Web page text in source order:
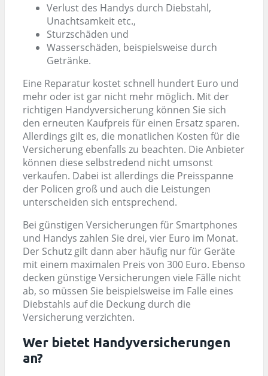
Verlust des Handys durch Diebstahl,
Unachtsamkeit etc.,
Sturzschäden und
Wasserschäden, beispielsweise durch
Getränke.
Eine Reparatur kostet schnell hundert Euro und
mehr oder ist gar nicht mehr möglich. Mit der
richtigen Handyversicherung können Sie sich
den erneuten Kaufpreis für einen Ersatz sparen.
Allerdings gilt es, die monatlichen Kosten für die
Versicherung ebenfalls zu beachten. Die Anbieter
können diese selbstredend nicht umsonst
verkaufen. Dabei ist allerdings die Preisspanne
der Policen groß und auch die Leistungen
unterscheiden sich entsprechend.
Bei günstigen Versicherungen für Smartphones
und Handys zahlen Sie drei, vier Euro im Monat.
Der Schutz gilt dann aber häufig nur für Geräte
mit einem maximalen Preis von 300 Euro. Ebenso
decken günstige Versicherungen viele Fälle nicht
ab, so müssen Sie beispielsweise im Falle eines
Diebstahls auf die Deckung durch die
Versicherung verzichten.
Wer bietet Handyversicherungen
an?